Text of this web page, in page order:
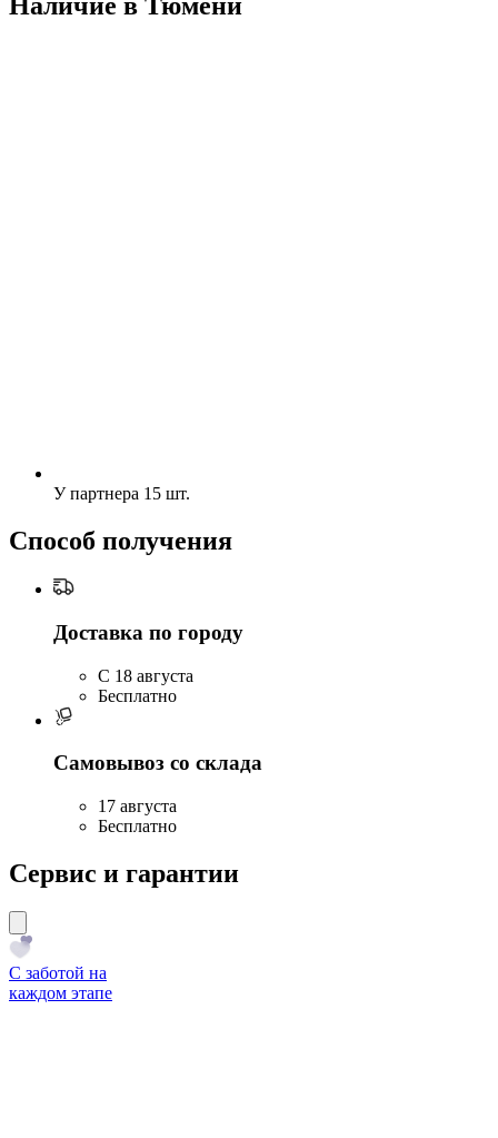
Наличие в Тюмени
У партнера 15 шт.
Способ получения
Доставка по городу
C 18 августа
Бесплатно
Самовывоз со склада
17 августа
Бесплатно
Сервис и гарантии
С заботой на
каждом этапе